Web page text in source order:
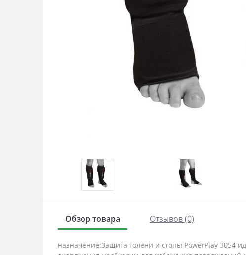
Обзор товара Отзывов (0)
назначение:Защита голени и стопы PowerPlay 3054